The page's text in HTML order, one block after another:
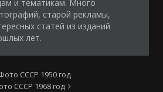
и тематикам. Много
старой рекламы,
статей из изданий
лет.
СССР 1950 год
СССР 1968 год